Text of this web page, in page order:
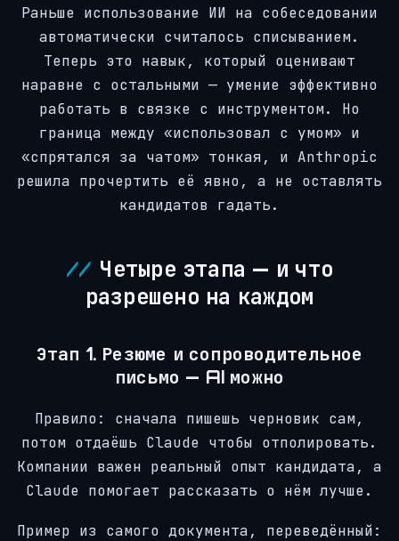
Раньше использование ИИ на собеседовании
автоматически считалось списыванием.
Теперь это навык, который оценивают
наравне с остальными — умение эффективно
работать в связке с инструментом. Но
граница между «использовал с умом» и
«спрятался за чатом» тонкая, и Anthropic
решила прочертить её явно, а не оставлять
кандидатов гадать.
Четыре этапа — и что
разрешено на каждом
Этап 1. Резюме и сопроводительное
письмо — AI можно
Правило: сначала пишешь черновик сам,
потом отдаёшь Claude чтобы отполировать.
Компании важен реальный опыт кандидата, а
Claude помогает рассказать о нём лучше.
Пример из самого документа, переведённый: